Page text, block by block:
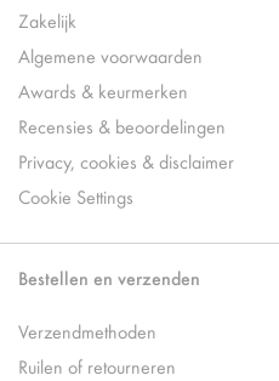
Zakelijk
Algemene voorwaarden
Awards & keurmerken
Recensies & beoordelingen
Privacy, cookies & disclaimer
Cookie Settings
Bestellen en verzenden
Verzendmethoden
Ruilen of retourneren